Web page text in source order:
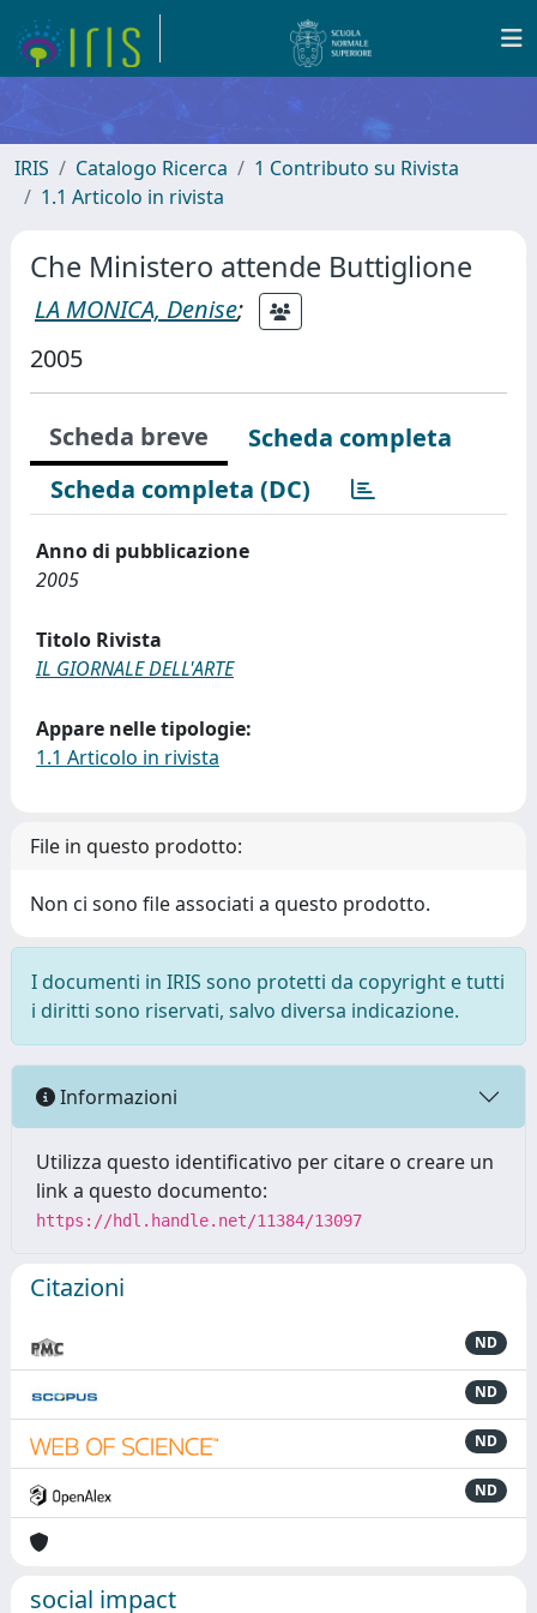
IRIS Catalogo Ricerca
1 Contributo su Rivista
1.1 Articolo in rivista
Che Ministero attende Buttiglione
LA MONICA, Denise;
2005
Scheda breve
Scheda completa
Scheda completa (DC)
Anno di pubblicazione
2005
Titolo Rivista
IL GIORNALE DELL'ARTE
Appare nelle tipologie:
1.1 Articolo in rivista
File in questo prodotto:
Non ci sono file associati a questo prodotto.
I documenti in IRIS sono protetti da copyright e tutti
i diritti sono riservati, salvo diversa indicazione.
Informazioni
Utilizza questo identificativo per citare o creare un
link a questo documento:
https://hdl.handle.net/11384/13097
Citazioni
ND
ND
ND
ND
social impact